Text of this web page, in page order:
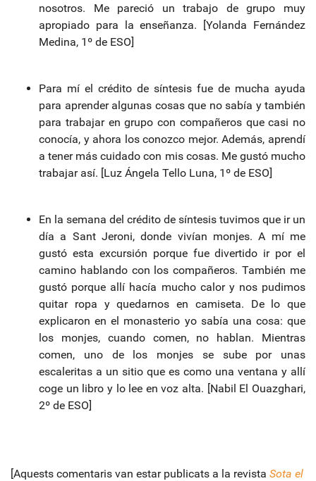
nosotros. Me pareció un trabajo de grupo muy
apropiado para la enseñanza. [Yolanda Fernández
Medina, 1º de ESO]
Para mí el crédito de síntesis fue de mucha ayuda
para aprender algunas cosas que no sabía y también
para trabajar en grupo con compañeros que casi no
conocía, y ahora los conozco mejor. Además, aprendí
a tener más cuidado con mis cosas. Me gustó mucho
trabajar así. [Luz Ángela Tello Luna, 1º de ESO]
En la semana del crédito de síntesis tuvimos que ir un
día a Sant Jeroni, donde vivían monjes. A mí me
gustó esta excursión porque fue divertido ir por el
camino hablando con los compañeros. También me
gustó porque allí hacía mucho calor y nos pudimos
quitar ropa y quedarnos en camiseta. De lo que
explicaron en el monasterio yo sabía una cosa: que
los monjes, cuando comen, no hablan. Mientras
comen, uno de los monjes se sube por unas
escaleritas a un sitio que es como una ventana y allí
coge un libro y lo lee en voz alta. [Nabil El Ouazghari,
2º de ESO]
[Aquests comentaris van estar publicats a la revista Sota el